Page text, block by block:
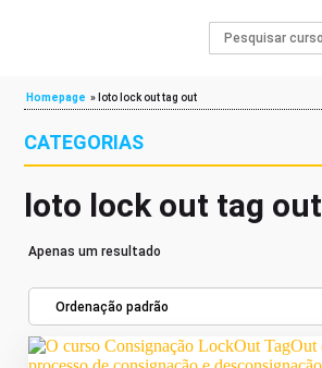
Homepage » loto lock out tag out
CATEGORIAS
loto lock out tag out
Apenas um resultado